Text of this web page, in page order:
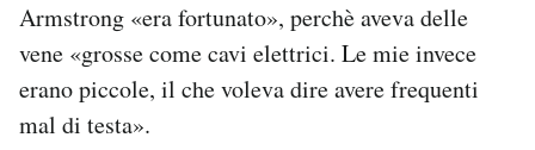
Armstrong «era fortunato», perchè aveva delle
vene «grosse come cavi elettrici. Le mie invece
erano piccole, il che voleva dire avere frequenti
mal di testa».